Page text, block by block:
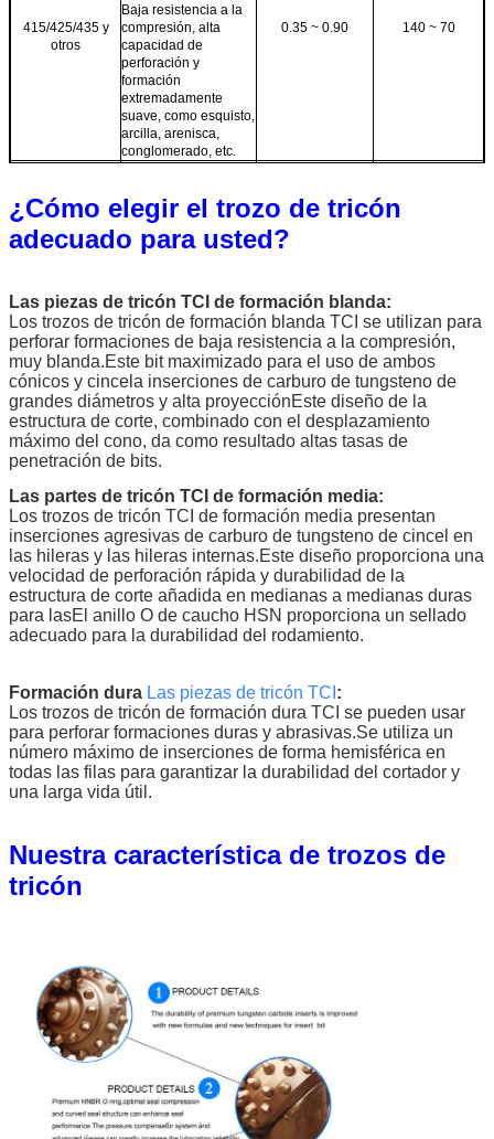
415/425/435 y
otros
Baja resistencia a la
compresión, alta
capacidad de
perforación y
formación
extremadamente
suave, como esquisto,
arcilla, arenisca,
conglomerado, etc.
0.35 ~ 0.90 140 ~ 70
capacidad de
perforación y
formación blanda,
caliza blanda, roca
salada, yeso, etc.
517
Baja resistencia a la
compresión, alta
capacidad de
perforación y
formación blanda,
como esquisto, arcilla,
arenisca, piedra
caliza blanda, roca
0.35 ~ 1.05 120 ~ 50
527
Formación blanda con
baja compresión,
como baja resistencia
a la compresión, alta
capacidad de
perforación y
formación blanda,
como esquisto, arcilla,
arenisca, piedra
0.35 ~ 1.05 120 ~ 50
En el caso de las
empresas
Baja resistencia a la
compresión,
formación dura media
con capa intermedia
abrasiva dura, como
arenisca, dolomita
con mezanino, etc.
0.50 a uno.05 110 ~ 40
arenisca, dolomita,
etc.
Las demás
Alta resistencia a la
compresión, dureza
media y alta
formación abrasiva,
como piedra caliza,
dolomita, arenisca,
¿Cómo elegir el trozo de tricón
adecuado para usted?
Las piezas de tricón TCI de formación blanda:
Los trozos de tricón de formación blanda TCI se utilizan para
perforar formaciones de baja resistencia a la compresión,
muy blanda.Este bit maximizado para el uso de ambos
cónicos y cincela inserciones de carburo de tungsteno de
grandes diámetros y alta proyecciónEste diseño de la
estructura de corte, combinado con el desplazamiento
máximo del cono, da como resultado altas tasas de
penetración de bits.
Las partes de tricón TCI de formación media:
Los trozos de tricón TCI de formación media presentan
inserciones agresivas de carburo de tungsteno de cincel en
las hileras y las hileras internas.Este diseño proporciona una
velocidad de perforación rápida y durabilidad de la
estructura de corte añadida en medianas a medianas duras
para lasEl anillo O de caucho HSN proporciona un sellado
adecuado para la durabilidad del rodamiento.
Formación dura Las piezas de tricón TCI :
Los trozos de tricón de formación dura TCI se pueden usar
para perforar formaciones duras y abrasivas.Se utiliza un
número máximo de inserciones de forma hemisférica en
todas las filas para garantizar la durabilidad del cortador y
una larga vida útil.
Nuestra característica de trozos de
tricón